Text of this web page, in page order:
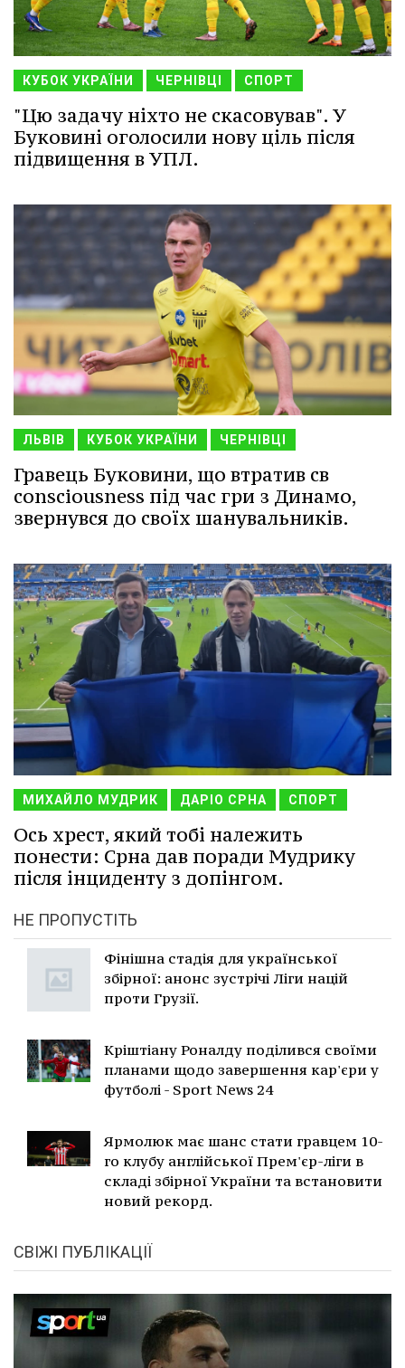
КУБОК УКРАЇНИ ЧЕРНІВЦІ СПОРТ
"Цю задачу ніхто не скасовував". У
Буковині оголосили нову ціль після
підвищення в УПЛ.
ЛЬВІВ КУБОК УКРАЇНИ ЧЕРНІВЦІ
Гравець Буковини, що втратив св
consciousness під час гри з Динамо,
звернувся до своїх шанувальників.
МИХАЙЛО МУДРИК ДАРІО СРНА СПОРТ
Ось хрест, який тобі належить
понести: Срна дав поради Мудрику
після інциденту з допінгом.
НЕ ПРОПУСТІТЬ
Фінішна стадія для української
збірної: анонс зустрічі Ліги націй
проти Грузії.
Кріштіану Роналду поділився своїми
планами щодо завершення кар'єри у
футболі - Sport News 24
Ярмолюк має шанс стати гравцем 10-
го клубу англійської Прем'єр-ліги в
складі збірної України та встановити
новий рекорд.
СВІЖІ ПУБЛІКАЦІЇ